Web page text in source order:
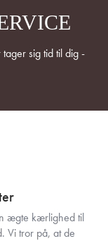
sig tid til dig -
ægte kærlighed til
Vi tror på, at de